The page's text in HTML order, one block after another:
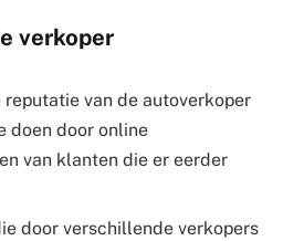
verkoper
van de autoverkoper
doen door online
van klanten die er eerder
door verschillende verkopers